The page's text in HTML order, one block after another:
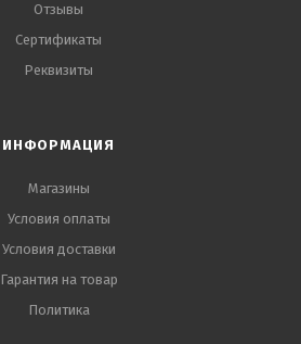
Отзывы
Сертификаты
Реквизиты
ИНФОРМАЦИЯ
Магазины
Условия оплаты
Условия доставки
Гарантия на товар
Политика